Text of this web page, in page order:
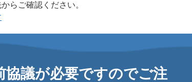
らご確認ください。
協議が必要ですのでご注